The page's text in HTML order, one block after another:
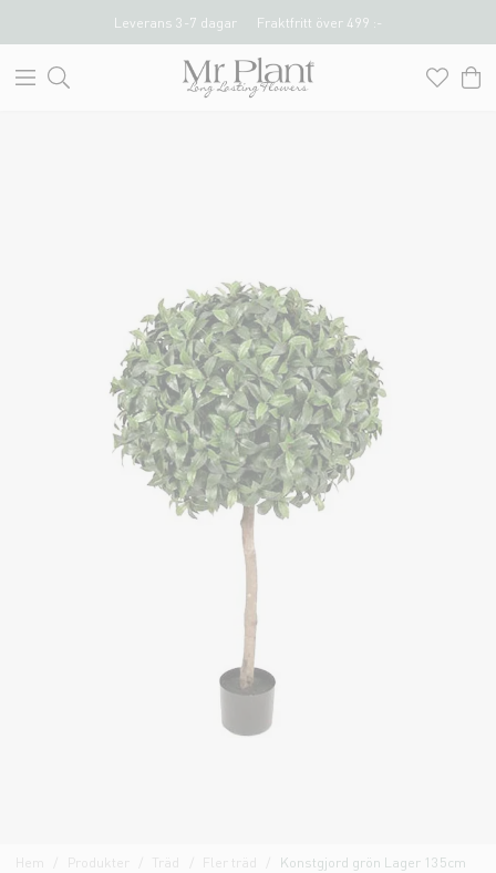
Leverans 3-7 dagar Fraktfritt över 499 :-
Hem Produkter Träd Fler träd Konstgjord grön Lager 135cm